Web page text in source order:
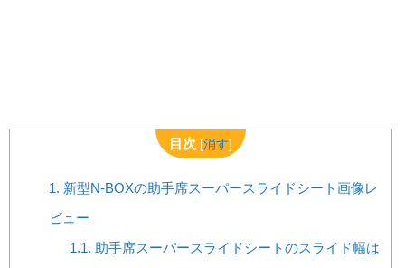
目次 [消す]
1. 新型N-BOXの助手席スーパースライドシート画像レ
ビュー
1.1. 助手席スーパースライドシートのスライド幅は